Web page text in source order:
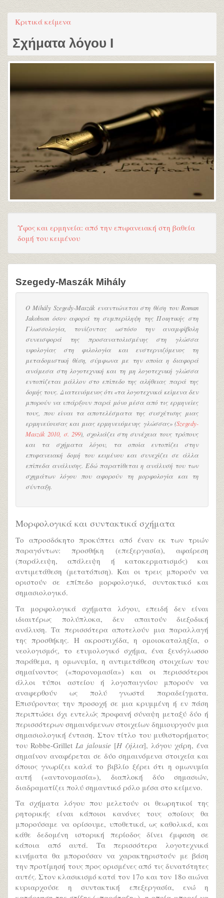
Κριτικά κείμενα
Σχήματα λόγου I
Ύφος και ερμηνεία: από την επιφανειακή στη βαθεία
δομή του κειμένου
Szegedy-Maszák Mihály
Ο Mihály Szegedy-Maszák εναντιώνεται στη θέση του Roman
Jakobson όσον αφορά τη συμπερίληψη της Ποιητικής στη
Γλωσσολογία, τονίζοντας ωστόσο την αναμφίβολη
συνεισφορά της προσανατολισμένης στη γλώσσα
υφολογίας στη φιλολογία και ενστερνιζόμενος τη
μεταδομιστική θέση, σύμφωνα με την οποία η διαφορά
ανάμεσα στη λογοτεχνική και τη μη λογοτεχνική γλώσσα
εντοπίζεται μάλλον στο επίπεδο της αλήθειας παρά της
δομής τους. Διατεινόμενος ότι «τα λογοτεχνικά κείμενα δεν
μπορούν να υπάρξουν παρά μόνο μέσα από τις ερμηνείες
τους, που είναι τα αποτελέσματα της συσχέτισης μιας
ερμηνεύουσας και μιας ερμηνευόμενης γλώσσας» (Szegedy-
Maszák 2010, σ. 299), σχολιάζει στη συνέχεια τους τρόπους
και τα σχήματα λόγου, τα οποία εντοπίζει στην
επιφανειακή δομή του κειμένου και συνεχίζει σε άλλα
επίπεδα ανάλυσης. Εδώ παρατίθεται η ανάλυσή του των
σχημάτων λόγου που αφορούν τη μορφολογία και τη
σύνταξη.
Μορφολογικά και συντακτικά σχήματα
Το απροσδόκητο προκύπτει από έναν εκ των τριών
παραγόντων: προσθήκη (επεξεργασία), αφαίρεση
(παράλειψη, απάλειψη ή κατακερματισμός) και
αντιμετάθεση (μετατόπιση). Και οι τρεις μπορούν να
οριστούν σε επίπεδο μορφολογικό, συντακτικό και
σημασιολογικό.
Τα μορφολογικά σχήματα λόγου, επειδή δεν είναι
ιδιαιτέρως πολύπλοκα, δεν απαιτούν διεξοδική
ανάλυση. Τα περισσότερα αποτελούν μια παραλλαγή
της προσθήκης. Η ακροστιχίδα, η ομοιοκαταληξία, ο
νεολογισμός, το ετυμολογικό σχήμα, ένα ξενόγλωσσο
παράθεμα, η ομωνυμία, η αντιμετάθεση στοιχείων του
σημαίνοντος («παρονομασία») και οι περισσότεροι
άλλοι τύποι αστείου ή λογοπαιγνίου μπορούν να
αναφερθούν ως πολύ γνωστά παραδείγματα.
Επισύροντας την προσοχή σε μια κρυμμένη ή εν πάση
περιπτώσει όχι εντελώς προφανή σύναψη μεταξύ δύο ή
περισσότερων σημαινόμενων στοιχείων δημιουργούν μια
σημασιολογική ένταση. Στον τίτλο του μυθιστορήματος
του Robbe-Grillet La jalousie [Η ζήλια], λόγου χάρη, ένα
σημαίνον αναφέρεται σε δύο σημαινόμενα στοιχεία και
όποιος γνωρίζει καλά το βιβλίο ξέρει ότι η ομωνυμία
αυτή («αντονομασία»), διαπλοκή δύο σημασιών,
διαδραματίζει πολύ σημαντικό ρόλο μέσα στο κείμενο.
Τα σχήματα λόγου που μελετούν οι θεωρητικοί της
ρητορικής είναι κάποιοι κανόνες τους οποίους θα
μπορούσαμε να ορίσουμε, υποθετικά, ως καθολικά, και
κάθε δεδομένη ιστορική περίοδος δίνει έμφαση σε
κάποια από αυτά. Τα περισσότερα λογοτεχνικά
κινήματα θα μπορούσαν να χαρακτηριστούν με βάση
την προτίμησή τους προς ορισμένες από τις δυνατότητες
αυτές. Στον κλασικισμό κατά τον 17ο και τον 18ο αιώνα
κυριαρχούσε η συντακτική επεξεργασία, ενώ η